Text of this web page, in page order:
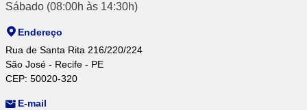
Sábado (08:00h às 14:30h)
Endereço
Rua de Santa Rita 216/220/224
São José - Recife - PE
CEP: 50020-320
E-mail